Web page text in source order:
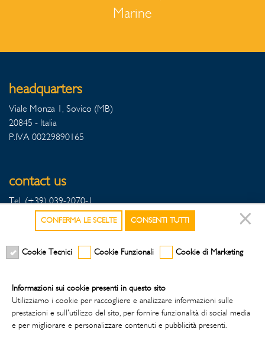
Marine
headquarters
Viale Monza 1, Sovico (MB)
20845 - Italia
P.IVA 00229890165
contact us
Tel. (+39) 039-2070-1
Fax Export (+39) 039-2070342
Fax Italia (+39) 039-2070396
CONFERMA LE SCELTE CONSENTI TUTTI
Cookie Tecnici Cookie Funzionali Cookie di Marketing
Informazioni sui cookie presenti in questo sito
Utilizziamo i cookie per raccogliere e analizzare informazioni sulle
prestazioni e sull'utilizzo del sito, per fornire funzionalità di social media
e per migliorare e personalizzare contenuti e pubblicità presenti.